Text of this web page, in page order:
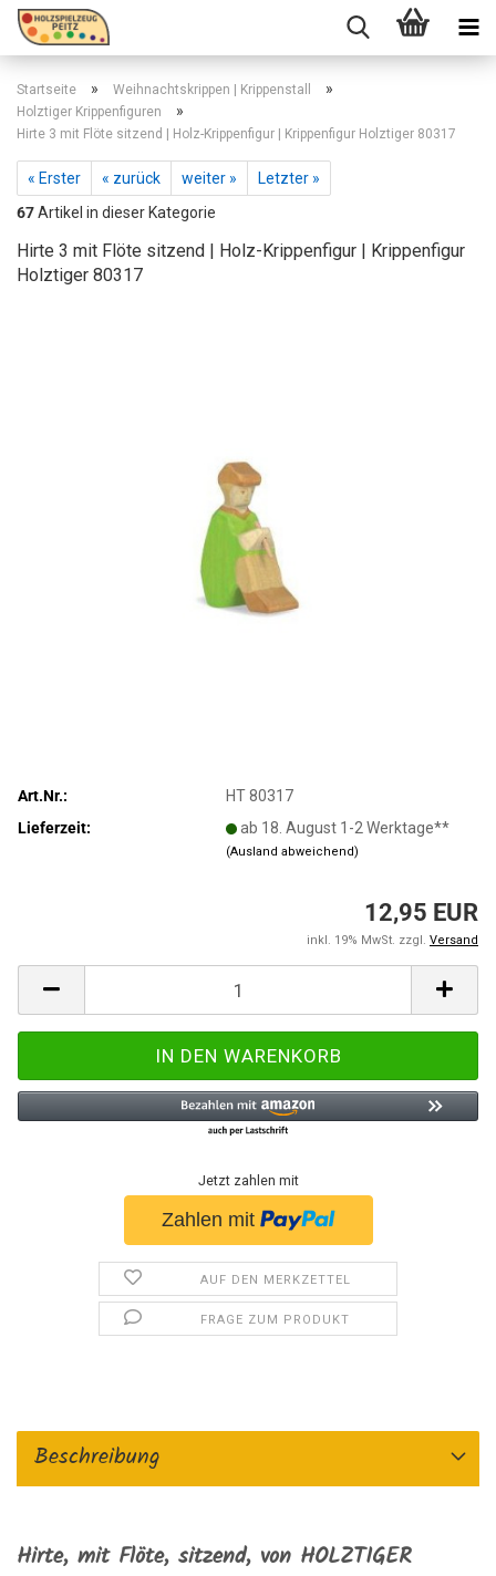
Startseite » Weihnachtskrippen | Krippenstall »
Holztiger Krippenfiguren »
Hirte 3 mit Flöte sitzend | Holz-Krippenfigur | Krippenfigur Holztiger 80317
« Erster « zurück weiter »
Letzter »
67Artikel in dieser Kategorie
Hirte 3 mit Flöte sitzend | Holz-Krippenfigur | Krippenfigur
Holztiger 80317
Art.Nr.:
HT 80317
Lieferzeit:
ab 18. August 1-2 Werktage**
(Ausland abweichend)
12,95 EUR
inkl. 19% MwSt. zzgl. Versand
Jetzt zahlen mit
AUF DEN MERKZETTEL
FRAGE ZUM PRODUKT
Beschreibung
Hirte, mit Flöte, sitzend, von HOLZTIGER